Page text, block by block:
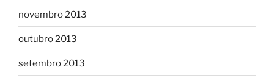
novembro 2013
outubro 2013
setembro 2013